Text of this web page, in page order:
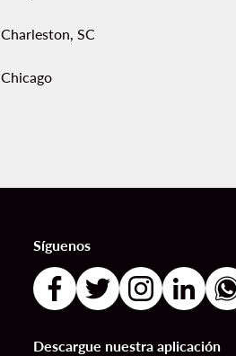
Charleston, SC
Chicago
Síguenos
Descargue nuestra aplicación